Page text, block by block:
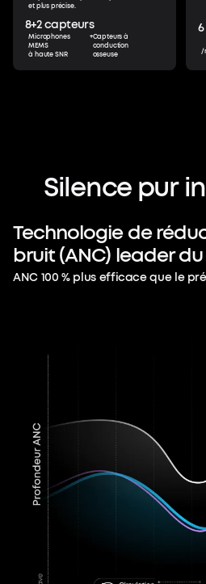
et plus précise.
8+2capteurs
Microphones
MEMS
à haute SNR
+Capteurs à
conduction
osseuse
6
/
Faire taire le
première étape.
adapté à votre
Silence pur
Technologie de
bruit(ANC) leaderdu
ANC 100 % plus efficace que le